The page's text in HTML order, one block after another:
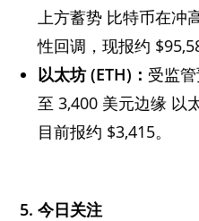
上方蓄势 比特币在冲
性回调，现报约
以太坊 (ETH)： 受监
至 3,400 美元边缘 以
目前报约 $3,415。
5. 今日关注